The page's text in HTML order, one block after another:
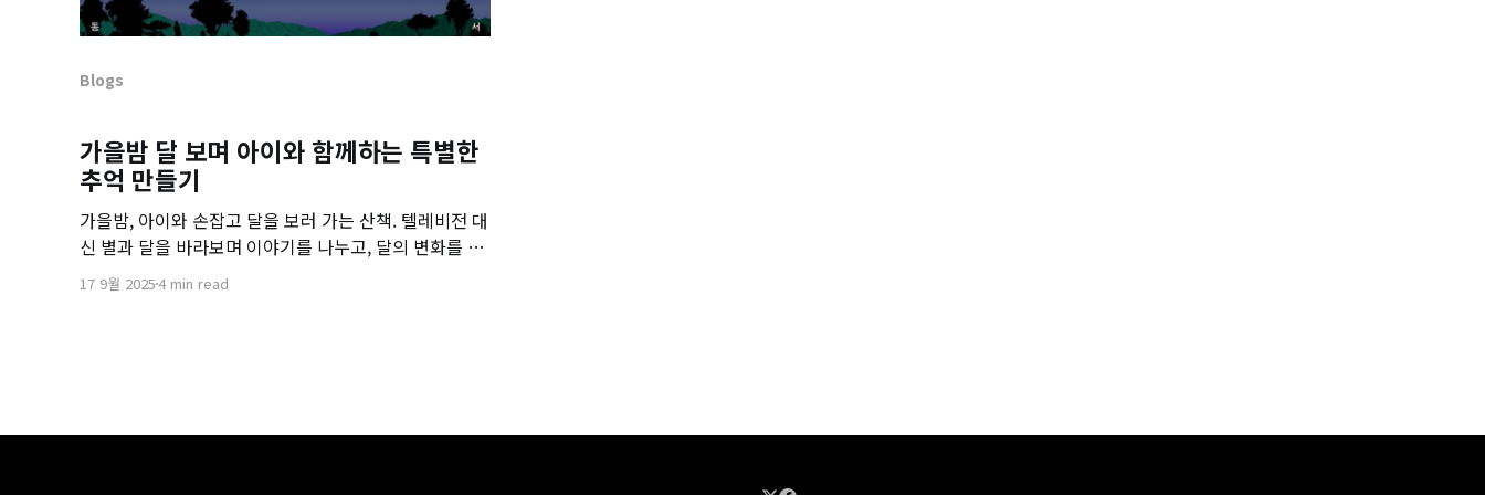
Blogs
가을밤 달 보며 아이와 함께하는 특별한
추억 만들기
가을밤, 아이와 손잡고 달을 보러 가는 산책. 텔레비전 대
신 별과 달을 바라보며 이야기를 나누고, 달의 변화를 관
찰하는 특별한 가족 시간을 만들어보세요.
17 9월 2025 4 min read